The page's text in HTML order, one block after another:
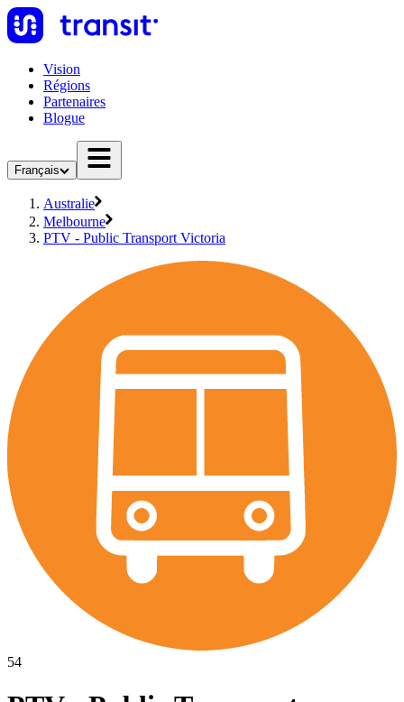
Vision
Régions
Partenaires
Blogue
Français
Australie
Melbourne
PTV - Public Transport Victoria
54